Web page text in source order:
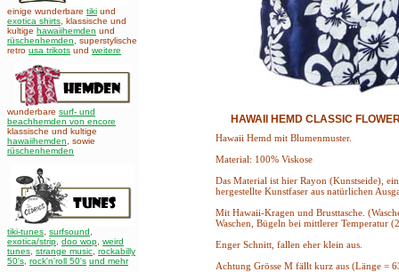
einige wunderbare tiki und
exotica shirts , klassische und
kultige hawaiihemden und
rüschenhemden , superstylische
retro usa trikots und weitere
wunderbare surf- und
beachhemden von encore
klassische und kultige
hawaiihemden
sowie
rüschenhemden
tiki-tunes surfsound
exotica/strip doo wop weird
tunes strange music rockabilly
50's rock'n'roll 50's und mehr
HAWAII HEMD CLASSIC
Hawaii Hemd mit Blumenmuster.
Material: 100% Viskose
Das Material ist hier Rayon (Kunstseide),
hergestellte Kunstfaser aus natürlichen
Mit Hawaii-Kragen und Brusttasche.
Waschen, Bügeln bei mittlerer Temperatur
Enger Schnitt, fallen eher klein aus.
Achtung Grösse M fällt kurz aus (Länge =